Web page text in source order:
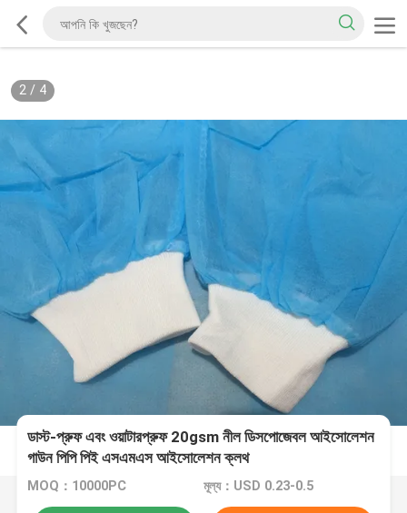
2/ 4
ডাস্ট-প্রুফ এবং ওয়াটারপ্রুফ 20gsm নীল ডিসপোজেবল আইসোলেশন
গাউন পিপি পিই এসএমএস আইসোলেশন ক্লথ
MOQ：10000PC মূল্য：USD 0.23-0.5